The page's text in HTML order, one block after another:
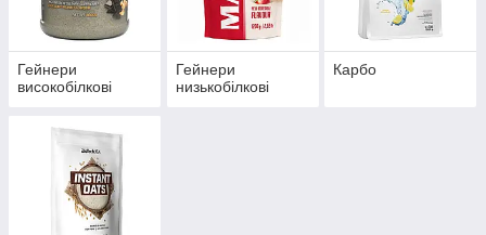
Гейнери
високобілкові
Гейнери
низькобілкові
Карбо